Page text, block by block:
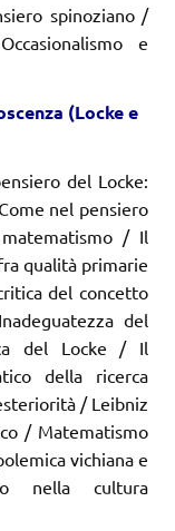
spinoziano /
e
(Locke e
del Locke:
nel pensiero
/ Il
qualità primarie
del concetto
del
del Locke / Il
della ricerca
/ Leibniz
/ Matematismo
vichiana e
nella cultura